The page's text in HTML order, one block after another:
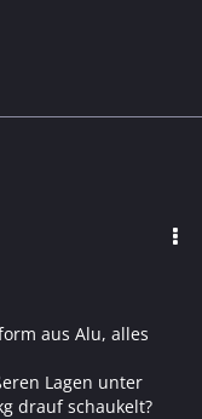
aus Alu, alles
Lagen unter
drauf schaukelt?